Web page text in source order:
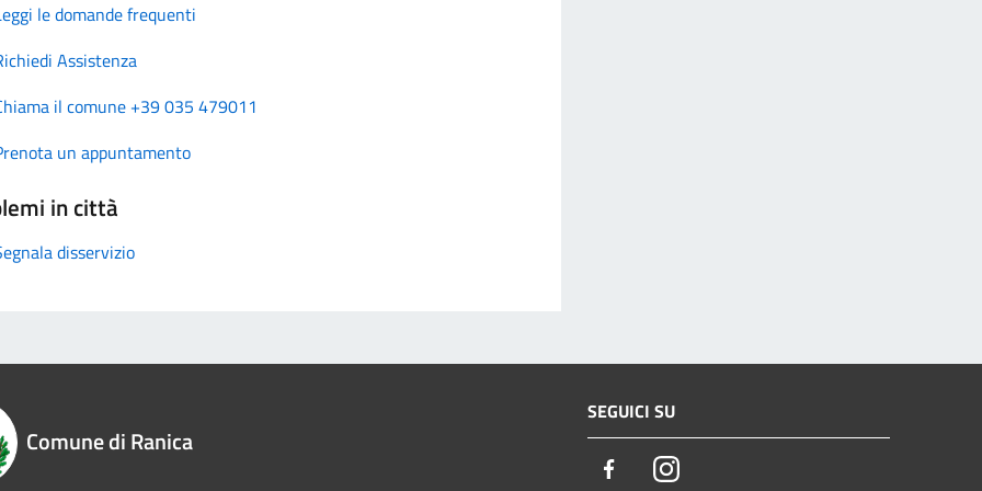
le domande frequenti
Assistenza
il comune +39 035 479011
un appuntamento
in città
disservizio
Comune di Ranica
SEGUICI SU
FacebookInstagram